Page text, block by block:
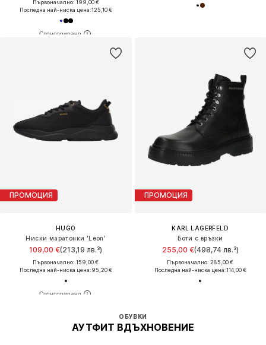
Първоначално: 199,00 €
Последна най-ниска цена:125,10 €
ПРОМОЦИЯ
HUGO
Ниски маратонки 'Leon'
109,00 €(213,19 лв.³)
Първоначално: 159,00 €
Последна най-ниска цена:95,20 €
ПРОМОЦИЯ
KARL LAGERFELD
Боти с връзки
255,00 €(498,74 лв.³)
Първоначално: 285,00 €
Последна най-ниска цена:114,00 €
ОБУВКИ
АУТФИТ ВДЪХНОВЕНИЕ